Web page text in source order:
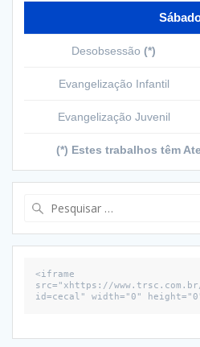
Desobsessão (*)
Evangelização Infantil
Evangelização Juvenil
(*) Estes trabalhos têm
<iframe
src="xhttps://
id=cecal" width="0"